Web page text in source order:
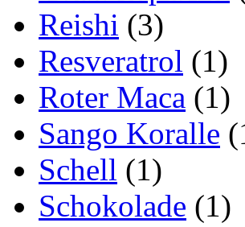
Reishi (3)
Resveratrol (1)
Roter Maca (1)
Sango Koralle
Schell (1)
Schokolade (1)